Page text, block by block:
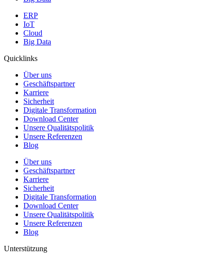
ERP
IoT
Cloud
Big Data
Quicklinks
Über uns
Geschäftspartner
Karriere
Sicherheit
Digitale Transformation
Download Center
Unsere Qualitätspolitik
Unsere Referenzen
Blog
Über uns
Geschäftspartner
Karriere
Sicherheit
Digitale Transformation
Download Center
Unsere Qualitätspolitik
Unsere Referenzen
Blog
Unterstützung